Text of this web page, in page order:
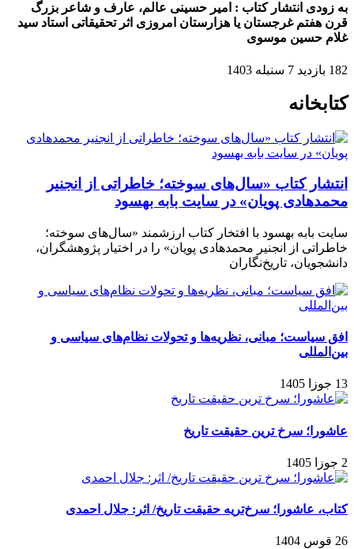
به زودی انتشار کتاب : امیر حسینی عالم، عارف و شاعر بزرگ
قرن هفتم غرجستان یا هزارستان امروزی اثر تحقیقاتی استاد سید
غلام حسین موسوی
182 بازدید 7 سنبله 1403
کتابخانه
انتشار کتاب «سال‌های سوخته؛ خاطراتی از انجنیر
محمدهادی پویان» در سایت بابه بهسود
سایت بابه بهسود با افتخار کتاب ارزشمند «سال‌های سوخته؛
خاطراتی از انجنیر محمدهادی پویان» را در اختیار پژوهشگران،
دانشجویان، تاریخ‌نگاران
افق سیاست؛ مبانی، نظریه‌ها و تحولات نظام‌های سیاسی و
بین‌المللی
13 جوزا 1405
عاشورا؛ سرخ ترین حقیقت تاریخ
2 جوزا 1405
کتاب، عاشورا؛ سرخ‌تریه حقیقت تاریخ/ اثر: جلال احمدی
26 قوس 1404